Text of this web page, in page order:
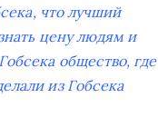
что лучший
цену людям и
общество, где
из Гобсека